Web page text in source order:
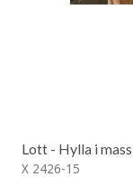
Lott - Hylla i
X 2426-15